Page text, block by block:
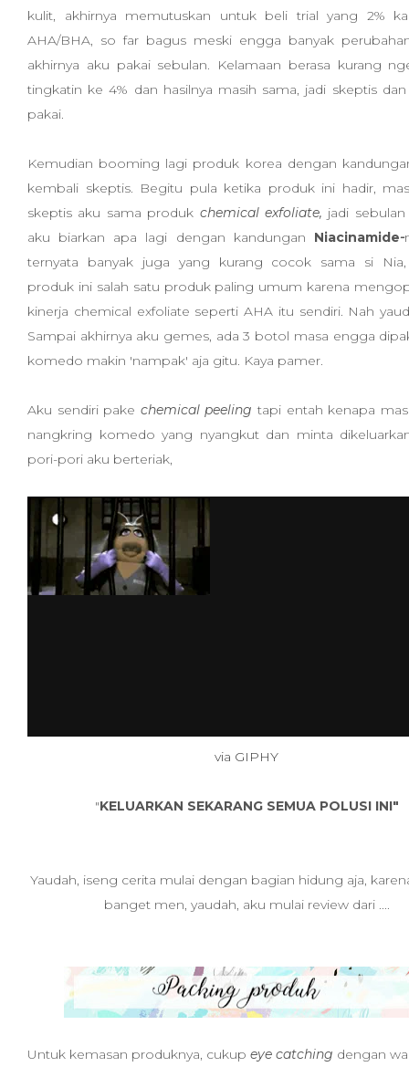
kulit, akhirnya memutuskan untuk beli trial yang 2%
AHA/BHA, so far bagus meski engga banyak
akhirnya aku pakai sebulan. Kelamaan berasa kurang
tingkatin ke 4% dan hasilnya masih sama, jadi skeptis
pakai.
Kemudian booming lagi produk korea dengan
kembali skeptis. Begitu pula ketika produk ini hadir,
skeptis aku sama produk chemical exfoliate, jadi
aku biarkan apa lagi dengan kandungan Niacinamide-
ternyata banyak juga yang kurang cocok sama si Nia,
produk ini salah satu produk paling umum karena
kinerja chemical exfoliate seperti AHA itu sendiri. Nah
Sampai akhirnya aku gemes, ada 3 botol masa engga
komedo makin 'nampak' aja gitu. Kaya pamer.
Aku sendiri pake chemical peelingtapi entah kenapa
nangkring komedo yang nyangkut dan minta
pori-pori aku berteriak,
via GIPHY
"KELUARKAN SEKARANG SEMUA POLUSI INI"
Yaudah, iseng cerita mulai dengan bagian hidung aja,
banget men, yaudah, aku mulai review dari ....
Untuk kemasan produknya, cukup eye catching dengan